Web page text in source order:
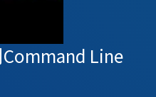
Line